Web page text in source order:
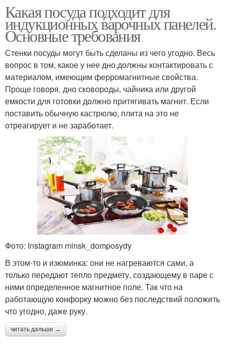
Какая посуда подходит для
индукционных варочных панелей.
Основные требования
Стенки посуды могут быть сделаны из чего угодно. Весь
вопрос в том, какое у нее дно.должны контактировать с
материалом, имеющим ферромагнитные свойства.
Проще говоря, дно сковороды, чайника или другой
емкости для готовки должно притягивать магнит. Если
поставить обычную кастрюлю, плита на это не
отреагирует и не заработает.
Фото: Instagram minsk_domposydy
В этом-то и изюминка: они не нагреваются сами, а
только передают тепло предмету, создающему в паре с
ними определенное магнитное поле. Так что на
работающую конфорку можно без последствий положить
что угодно, даже руку.
читать дальше →